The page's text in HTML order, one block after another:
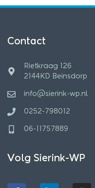
Contact
Rietkraag 126
2144KD Beinsdorp
info@sierink-wp.nl
0252-798012
06-11757889
Volg Sierink-WP
F
L
I